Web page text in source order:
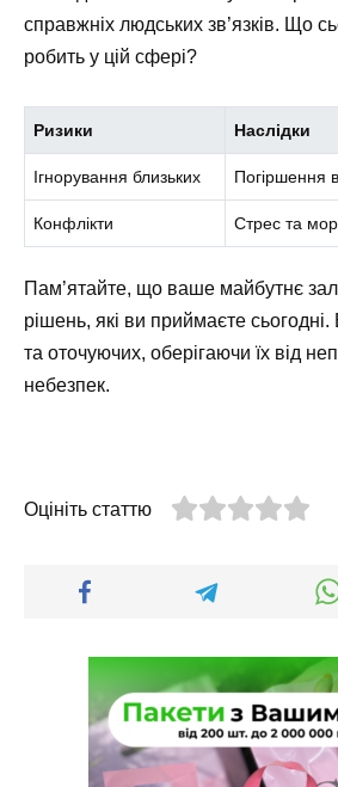
справжніх людських зв’язків. Що
робить у цій сфері?
Ризики Наслідки
Ігнорування близьких Погіршення
Конфлікти Стрес та
Пам’ятайте, що ваше майбутнє
рішень, які ви приймаєте
та оточуючих, оберігаючи їх від
небезпек.
Оцініть статтю